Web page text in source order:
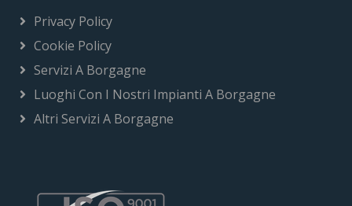
Privacy Policy
Cookie Policy
Servizi A Borgagne
Luoghi Con I Nostri Impianti A Borgagne
Altri Servizi A Borgagne